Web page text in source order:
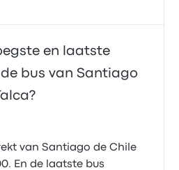
en laatste
bus van Santiago
van Santiago de Chile
En de laatste bus